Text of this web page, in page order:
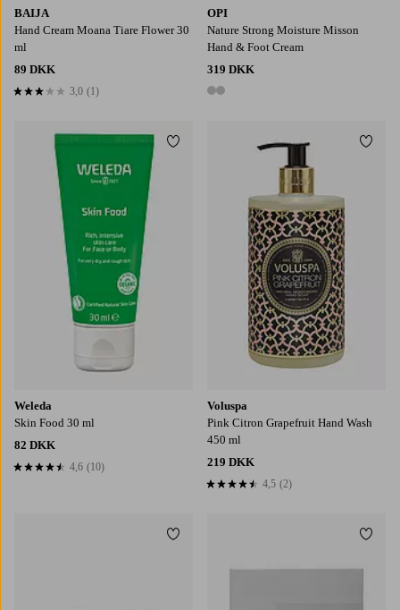
BAIJA
Hand Cream Moana Tiare Flower 30
ml
89 DKK
3,0 baseret på 1 bedømmelser
3,0 (1)
OPI
Nature Strong Moisture Misson
Hand & Foot Cream
319 DKK
2 farver
Weleda
Skin Food 30 ml
82 DKK
4,6 baseret på 10 bedømmelser
4,6 (10)
Tilføj til favoritter
Voluspa
Pink Citron Grapefruit Hand Wash
450 ml
219 DKK
4,5 baseret på 2 bedømmelser
4,5 (2)
Tilføj til favoritter